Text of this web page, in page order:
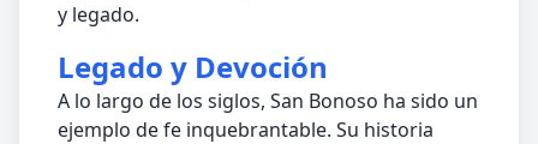
y legado.
Legado y Devoción
A lo largo de los siglos, San Bonoso ha sido un
ejemplo de fe inquebrantable. Su historia